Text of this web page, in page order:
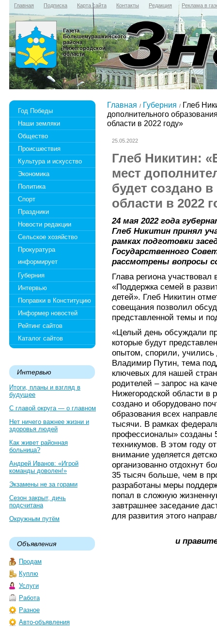
Главная Подписка Карта сайта Контакты Редакция Реклама в
Газета
Большемурашкинского
района
Нижегородской
области
Год Победы
Наши земляки
Общество
Происшествия
Культура и искусство
Экономика
Политика
Спорт
Праздники
Новости редакции
Сельское хозяйство
Прокуратура
информирует
Губерния
Интервью
Поправки в Конституцию
Информер новостей
Рейтинг сайтов
Каталог сайтов
Интервью
Итоги, планы и взгляд в
будущее
С главой округа — о главном
Нет ничего важнее жизни и
здоровья людей
Как живет районная
больница?
Андрей Иванов: «Игрой
команды доволен!»
Экзамены не за горами
Сезон закрыт, дичь
подсчитана
Окружным путём
Объявления
Продам
Куплю
Услуги
Работа
Разное
Авто-объявления
Главная Губерния
Глеб
дополнительного
области в 2022 году»
25.05.2022
Глеб Никитин:
мест
будет создано
области в 2022
24 мая 2022 года
Глеб Никитин принял
рамках подготовки
Государственного
рассмотрены вопросы
Глава региона
«Поддержка семей в
детей». Глеб Никитин
совещания позволил
представленной темы и
«Целый день обсуждали
которые будут
опытом, спорили, учились
Владимир Путин, тема
ключевых для нашей
родителей – запрос на
Нижегородской области в
создано и оборудовано
образования всех
тысячи. В рамках
профессионалы» созданы
техникумов. В этом году
внимание уделяется
организованно отдохнут
35 тысяч больше, чем в
разработаны меры
попал в сложную
завтрашнее заседание
для развития этого
и